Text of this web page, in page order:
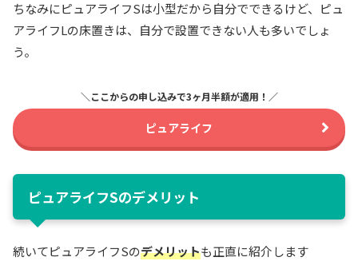
ちなみにピュアライフSは小型だから自分でできるけど、ピュ
アライフLの床置きは、自分で設置できない人も多いでしょ
う。
＼ここからの申し込みで3ヶ月半額が適用！／
ピュアライフ
ピュアライフSのデメリット
続いてピュアライフSのデメリットも正直に紹介します